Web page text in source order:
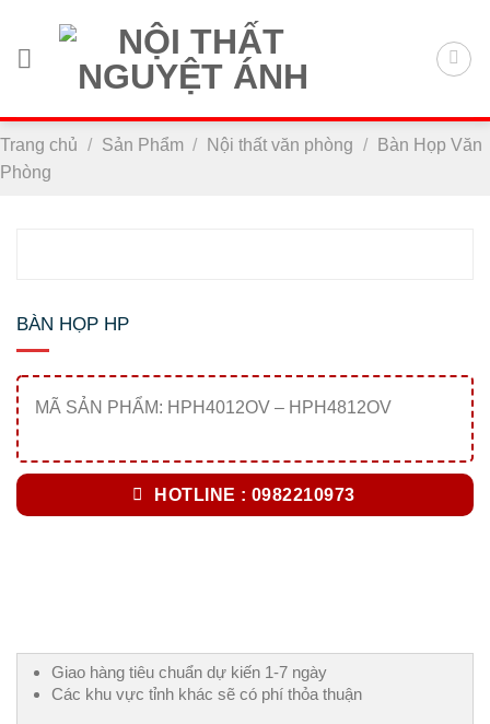
nội
Trang chủ / Sản Phẩm / Nội thất văn phòng /
Bàn Họp Văn
Phòng
BÀN HỌP HP
MÃ SẢN PHẨM: HPH4012OV – HPH4812OV
HOTLINE : 0982210973
Giao hàng tiêu chuẩn dự kiến 1-7 ngày
Các khu vực tỉnh khác sẽ có phí thỏa thuận